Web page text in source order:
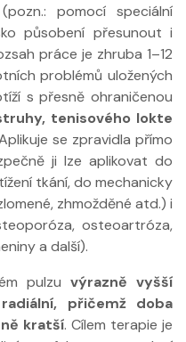
(pozn.: pomocí speciální
působení přesunout i
práce je zhruba 1–12
problémů uložených
s přesně ohraničenou
tenisového lokte
se zpravidla přímo
ji lze aplikovat do
tkání, do mechanicky
zhmožděné atd.) i
osteoartróza,
a další).
pulzu výrazně vyšší
přičemž doba
kratší. Cílem terapie je